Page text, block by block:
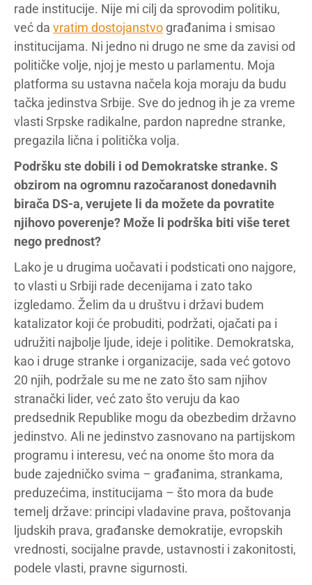
rade institucije. Nije mi cilj da sprovodim politiku,
već da vratim dostojanstvo građanima i smisao
institucijama. Ni jedno ni drugo ne sme da zavisi od
političke volje, njoj je mesto u parlamentu. Moja
platforma su ustavna načela koja moraju da budu
tačka jedinstva Srbije. Sve do jednog ih je za vreme
vlasti Srpske radikalne, pardon napredne stranke,
pregazila lična i politička volja.
Podršku ste dobili i od Demokratske stranke. S
obzirom na ogromnu razočaranost donedavnih
birača DS-a, verujete li da možete da povratite
njihovo poverenje? Može li podrška biti više teret
nego prednost?
Lako je u drugima uočavati i podsticati ono najgore,
to vlasti u Srbiji rade decenijama i zato tako
izgledamo. Želim da u društvu i državi budem
katalizator koji će probuditi, podržati, ojačati pa i
udružiti najbolje ljude, ideje i politike. Demokratska,
kao i druge stranke i organizacije, sada već gotovo
20 njih, podržale su me ne zato što sam njihov
stranački lider, već zato što veruju da kao
predsednik Republike mogu da obezbedim državno
jedinstvo. Ali ne jedinstvo zasnovano na partijskom
programu i interesu, već na onome što mora da
bude zajedničko svima – građanima, strankama,
preduzećima, institucijama – što mora da bude
temelj države: principi vladavine prava, poštovanja
ljudskih prava, građanske demokratije, evropskih
vrednosti, socijalne pravde, ustavnosti i zakonitosti,
podele vlasti, pravne sigurnosti.